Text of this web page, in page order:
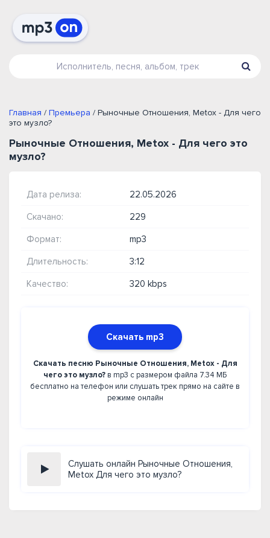
Главная / Премьера / Рыночные Отношения, Metox - Для чего
это музло?
Рыночные Отношения, Metox - Для чего это
музло?
Дата релиза: 22.05.2026
Скачано: 229
Формат: mp3
Длительность: 3:12
Качество: 320 kbps
Скачать mp3
Скачать песню Рыночные Отношения, Metox - Для
чего это музло? в mp3 с размером файла 7.34 МБ
бесплатно на телефон или слушать трек прямо на сайте в
режиме онлайн
Слушать онлайн Рыночные Отношения,
Metox Для чего это музло?